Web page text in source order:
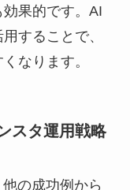
果的です。AI
することで、
なります。
スタ運用戦略
の成功例から